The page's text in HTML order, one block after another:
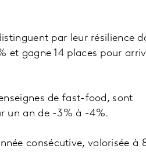
par leur résilience
et gagne 14 places pour
de fast-food, sont
un an de -3% à -4%.
consécutive, valorisée à